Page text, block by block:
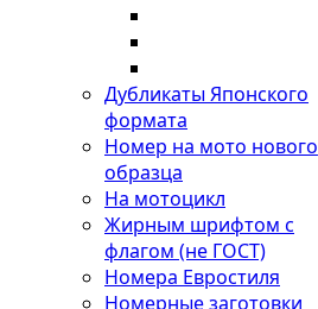
Дубликаты Японского
формата
Номер на мото нового
образца
На мотоцикл
Жирным шрифтом с
флагом (не ГОСТ)
Номера Евростиля
Номерные заготовки